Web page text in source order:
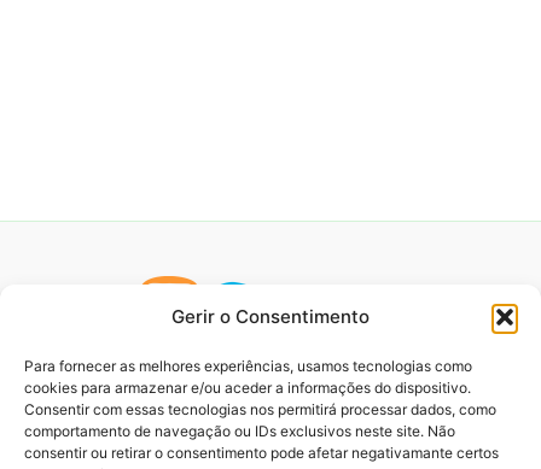
Gerir o Consentimento
Para fornecer as melhores experiências, usamos tecnologias como
cookies para armazenar e/ou aceder a informações do dispositivo.
Consentir com essas tecnologias nos permitirá processar dados, como
comportamento de navegação ou IDs exclusivos neste site. Não
consentir ou retirar o consentimento pode afetar negativamante certos